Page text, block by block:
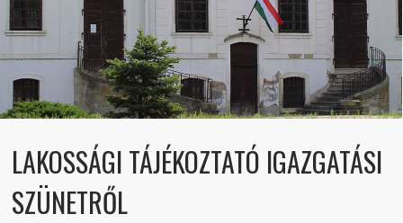
LAKOSSÁGI TÁJÉKOZTATÓ IGAZGATÁSI
SZÜNETRŐL